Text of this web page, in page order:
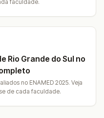
faculdade.
Rio Grande do Sul no
no ENAMED 2025. Veja
de cada faculdade.